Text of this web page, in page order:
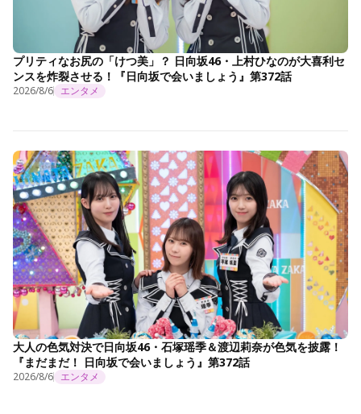
プリティなお尻の「けつ美」？ 日向坂46・上村ひなのが大喜利セ
ンスを炸裂させる！『日向坂で会いましょう』第372話
2026/8/6 エンタメ
大人の色気対決で日向坂46・石塚瑶季＆渡辺莉奈が色気を披露！
『まだまだ！ 日向坂で会いましょう』第372話
2026/8/6 エンタメ